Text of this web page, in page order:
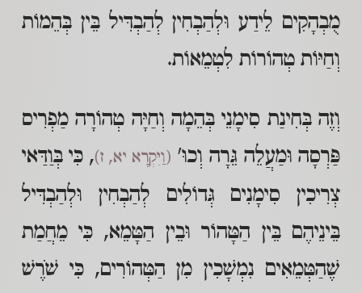
מֻבְהָקִים לֵידַע וּלְהַבְחִין לְהַבְדִּיל בֵּין בְּהֵמוֹת
וְחַיּוֹת טְהוֹרוֹת לִטְמֵאוֹת.
וְזֶה בְּחִינַת סִימָנֵי בְּהֵמָה וְחַיָּה טְהוֹרָה מַפְרִיס
פַּרְסָה וּמַעֲלֵה גֵּרָה וְכוּ' (וַיִּקְרָא יא, ז), כִּי בְּוַדַּאי
צְרִיכִין סִימָנִים גְּדוֹלִים לְהַבְחִין וּלְהַבְדִּיל
בֵּינֵיהֶם בֵּין הַטָּהוֹר וּבֵין הַטָּמֵא, כִּי מֵחֲמַת
שֶׁהַטְּמֵאִים נִמְשָׁכִין מִן הַטְּהוֹרִים, כִּי שֹׁרֶשׁ